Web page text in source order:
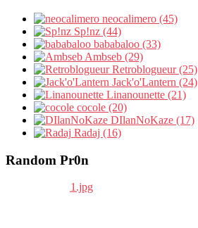
neocalimero (45)
Sp!nz (44)
bababaloo (33)
Ambseb (29)
Retroblogueur (25)
Jack'o'Lantern (24)
Linanounette (21)
cocole (20)
DIlanNoKaze (17)
Radaj (16)
Random Pr0n